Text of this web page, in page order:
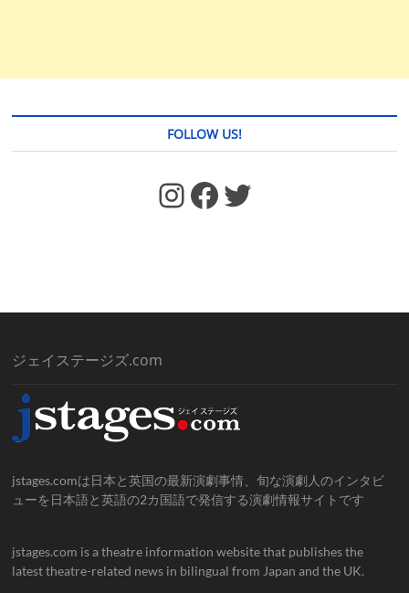
FOLLOW US!
https://www.facebook.com/jstages/ Facebook Twitter
ジェイステージズ.com
jstages.comは日本と英国の最新演劇事情、旬な演劇人のインタビ
ューを日本語と英語の2カ国語で発信する演劇情報サイトです
jstages.com is a theatre information website that publishes the
latest theatre-related news in bilingual from Japan and the UK.